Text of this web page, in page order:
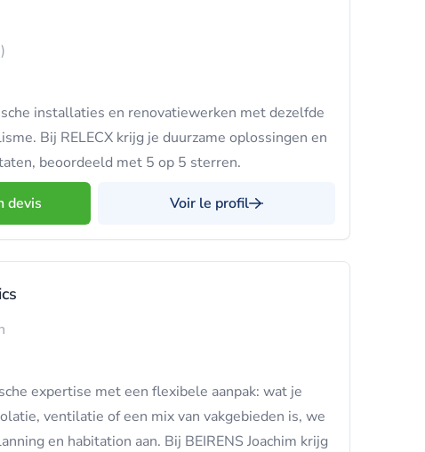
installaties en renovatiewerken met dezelfde
Bij RELECX krijg je duurzame oplossingen en
beoordeeld met 5 op 5 sterren.
devis Voir le profil
expertise met een flexibele aanpak: wat je
ventilatie of een mix van vakgebieden is, we
en habitation aan. Bij BEIRENS Joachim krijg